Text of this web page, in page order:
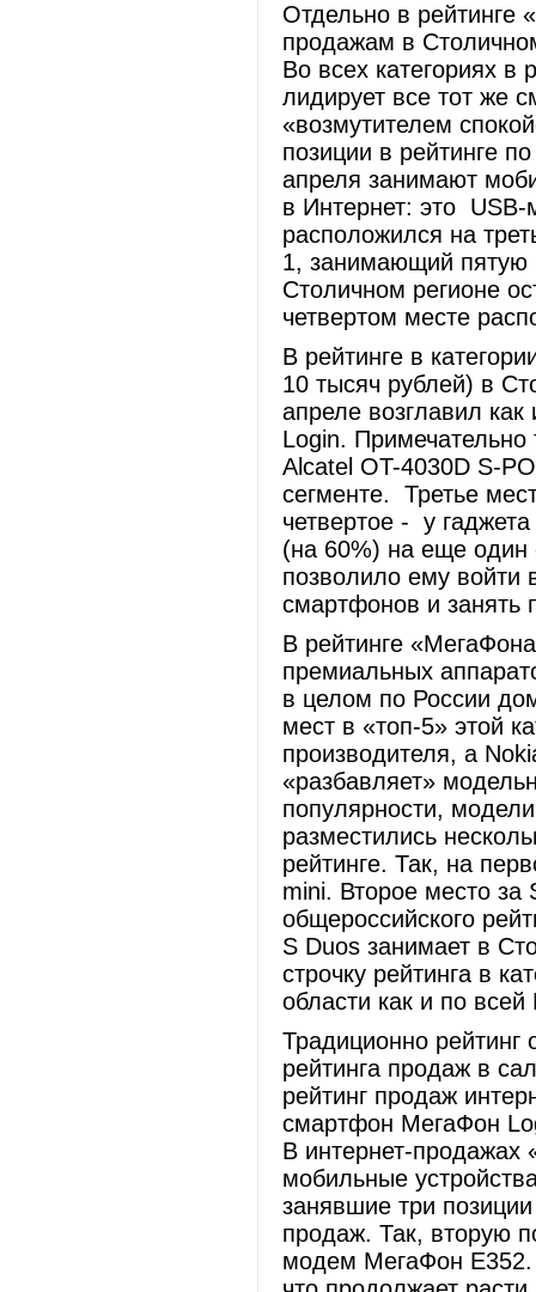
Отдельно в рейтинге
продажам в
Во всех категориях
лидирует все тот же
«возмутителем
позиции в рейтинге
апреля занимают
в Интернет: это
расположился на
1, занимающий пятую
Столичном регионе
четвертом месте
В рейтинге в
10 тысяч рублей) в
апреле возглавил
Login.
Alcatel OT-4030D S-
сегменте. Третье
четвертое - у
(на 60%) на еще
позволило ему войти
смартфонов и занять
В рейтинге
премиальных
в целом по России
мест в «топ-5» этой
производителя, а
«разбавляет»
популярности,
разместились
рейтинге. Так, на
mini. Второе место
общероссийского
S Duos занимает в
строчку рейтинга в
области как и по
Традиционно рейтинг
рейтинга продаж в
рейтинг продаж
смартфон МегаФон
В интернет-продажах
мобильные
занявшие три
продаж. Так, вторую
модем МегаФон E352.